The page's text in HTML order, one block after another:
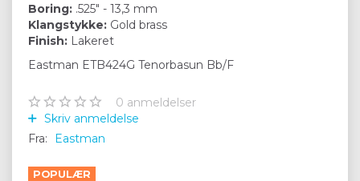
Boring: .525" - 13,3 mm
Klangstykke: Gold brass
Finish: Lakeret
Eastman ETB424G Tenorbasun Bb/F
0 anmeldelser
Skriv anmeldelse
Fra:
Eastman
POPULÆR